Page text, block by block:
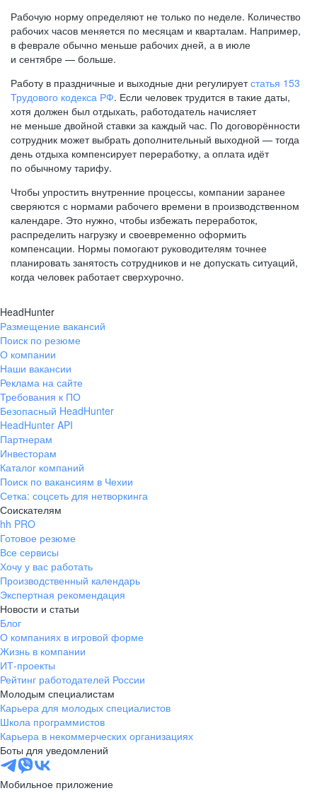
Рабочую норму определяют не только по неделе. Количество
рабочих часов меняется по месяцам и кварталам. Например,
в феврале обычно меньше рабочих дней, а в июле
и сентябре — больше.
Работу в праздничные и выходные дни регулируетстатья 153
Трудового кодекса РФ. Если человек трудится в такие даты,
хотя должен был отдыхать, работодатель начисляет
не меньше двойной ставки за каждый час. По договорённости
сотрудник может выбрать дополнительный выходной — тогда
день отдыха компенсирует переработку, а оплата идёт
по обычному тарифу.
Чтобы упростить внутренние процессы, компании заранее
сверяются с нормами рабочего времени в производственном
календаре. Это нужно, чтобы избежать переработок,
распределить нагрузку и своевременно оформить
компенсации. Нормы помогают руководителям точнее
планировать занятость сотрудников и не допускать ситуаций,
когда человек работает сверхурочно.
HeadHunter
Размещение вакансий
Поиск по резюме
О компании
Наши вакансии
Реклама на сайте
Требования к ПО
Безопасный HeadHunter
HeadHunter API
Партнерам
Инвесторам
Каталог компаний
Поиск по вакансиям в Чехии
Сетка: соцсеть для нетворкинга
Соискателям
hh PRO
Готовое резюме
Все сервисы
Хочу у вас работать
Производственный календарь
Экспертная рекомендация
Новости и статьи
Блог
О компаниях в игровой форме
Жизнь в компании
ИТ-проекты
Рейтинг работодателей России
Молодым специалистам
Карьера для молодых специалистов
Школа программистов
Карьера в некоммерческих организациях
Боты для уведомлений
Мобильное приложение